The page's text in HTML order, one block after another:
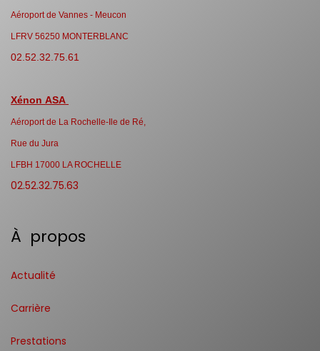
Aéroport de Vannes - Meucon
LFRV 56250 MONTERBLANC
02.52.32.75.61
Xénon ASA
Aéroport de La Rochelle-Ile de Ré,
Rue du Jura
LFBH 17000 LA ROCHELLE
02.52.32.75.63
À propos
Actualité
Carrière
Prestations